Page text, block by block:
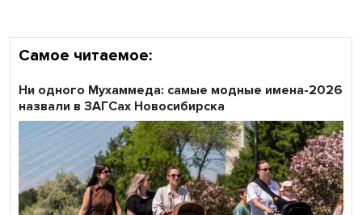
Самое читаемое:
Ни одного Мухаммеда: самые модные имена-2026
назвали в ЗАГСах Новосибирска